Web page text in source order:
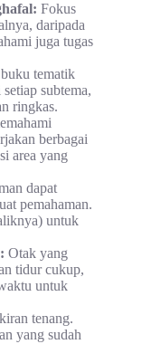
Fokus
daripada
juga tugas
tematik
subtema,
ringkas.
berbagai
area yang
dapat
pemahaman.
untuk
Otak yang
tidur cukup,
untuk
tenang.
yang sudah